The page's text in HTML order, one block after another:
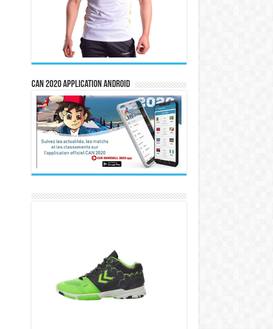
CAN 2020 Application Android